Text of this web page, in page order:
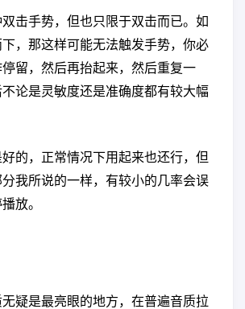
击手势，但也只限于双击而已。如
，那这样可能无法触发手势，你必
留，然后再抬起来，然后重复一
论是灵敏度还是准确度都有较大幅
的，正常情况下用起来也还行，但
我所说的一样，有较小的几率会误
放。
疑是最亮眼的地方，在普遍音质拉